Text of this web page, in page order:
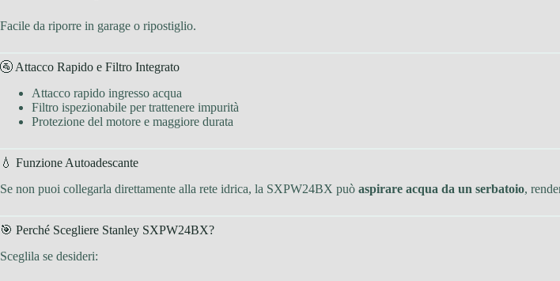
Facile da riporre in garage o ripostiglio.
🚰 Attacco Rapido e Filtro Integrato
Attacco rapido ingresso acqua
Filtro ispezionabile per trattenere impurità
Protezione del motore e maggiore durata
💧 Funzione Autoadescante
Se non puoi collegarla direttamente alla rete idrica, la SXPW24BX può aspirare acqua da un serbatoio,
🎯 Perché Scegliere Stanley SXPW24BX?
Sceglila se desideri: